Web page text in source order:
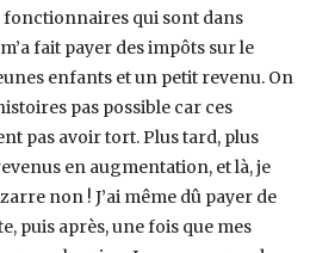
fonctionnaires qui sont dans
fait payer des impôts sur le
enfants et un petit revenu. On
pas possible car ces
pas avoir tort. Plus tard, plus
en augmentation, et là, je
non ! J’ai même dû payer de
puis après, une fois que mes